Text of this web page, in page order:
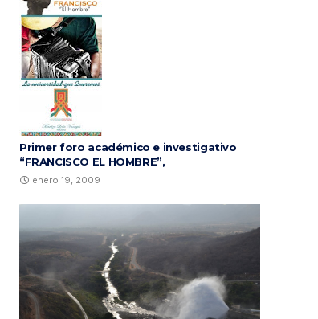
Primer foro académico e investigativo
“FRANCISCO EL HOMBRE”,
enero 19, 2009